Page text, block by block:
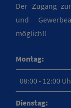
Der Zugang
und
möglich!!
Montag:
08:00 - 12:00
Dienstag: